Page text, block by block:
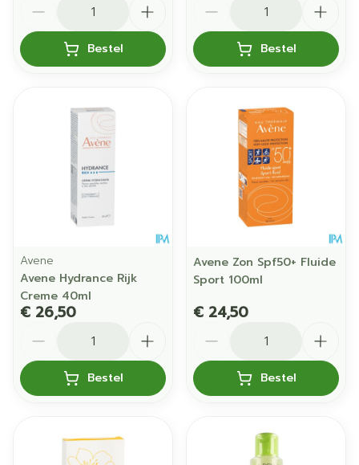
Bestel Bestel
Avene
Avene Hydrance Rijk
Creme 40ml
€ 26,50
Bestel
Avene Zon Spf50+ Fluide
Sport 100ml
€ 24,50
Bestel